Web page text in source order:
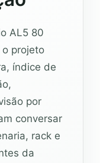
AL5 80
o projeto
índice de
por
conversar
rack e
da